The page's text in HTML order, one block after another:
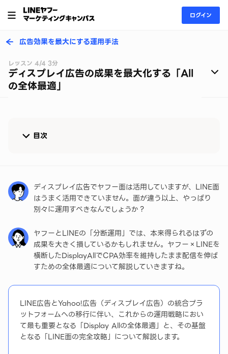
ログイン
広告効果を最大にする運用手法
レッスン 4/4 3分
ディスプレイ広告の成果を最大化する「All
の全体最適」
目次
LINEヤフー広告 ディスプレイ広告のLINE面をどう
伸ばすべきか、運用のコツを掴む
ディスプレイ広告でヤフー面は活用していますが、LINE面
はうまく活用できていません。面が違う以上、やっぱり
別々に運用すべきなんでしょうか？
ヤフーとLINEの「分断運用」では、本来得られるはずの
成果を大きく損しているかもしれません。ヤフー×LINEを
横断したDisplayAllでCPA効率を維持したまま配信を伸ば
すための全体最適について解説していきますね。
LINE広告とYahoo!広告（ディスプレイ広告）の統合プラ
ットフォームへの移行に伴い、これからの運用戦略におい
て最も重要となる「Display Allの全体最適」と、その基盤
となる「LINE面の完全攻略」について解説します。